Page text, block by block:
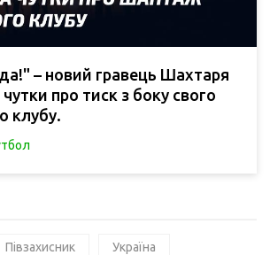
– новий гравець Шахтаря
про тиск з боку свого
клубу.
Півзахисник Україна